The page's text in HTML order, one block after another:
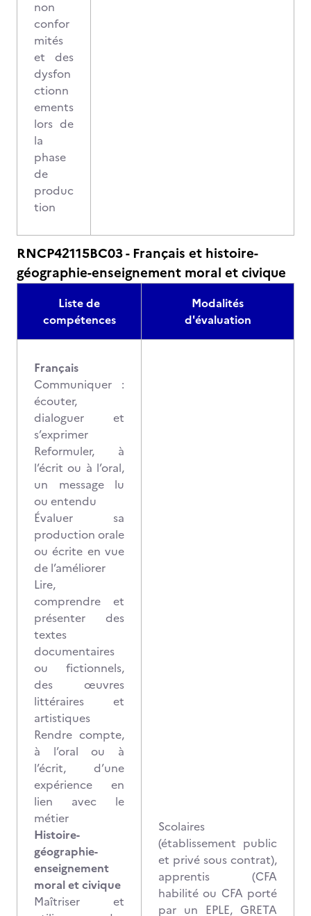
non
confor
mités
et des
dysfon
ctionn
ements
lors de
la
phase
de
produc
tion
RNCP42115BC03 - Français et histoire-
géographie-enseignement moral et civique
Liste de
compétences
Modalités
d'évaluation
Français
Communiquer :
écouter,
dialoguer et
s’exprimer
Reformuler, à
l’écrit ou à l’oral,
un message lu
ou entendu
Évaluer sa
production orale
ou écrite en vue
de l’améliorer
Lire,
comprendre et
présenter des
textes
documentaires
ou fictionnels,
des œuvres
littéraires et
artistiques
Rendre compte,
à l’oral ou à
l’écrit, d’une
expérience en
lien avec le
métier
Histoire-
géographie-
enseignement
moral et civique
Maîtriser et
Scolaires
(établissement public
et privé sous contrat),
apprentis (CFA
habilité ou CFA porté
par un EPLE, GRETA